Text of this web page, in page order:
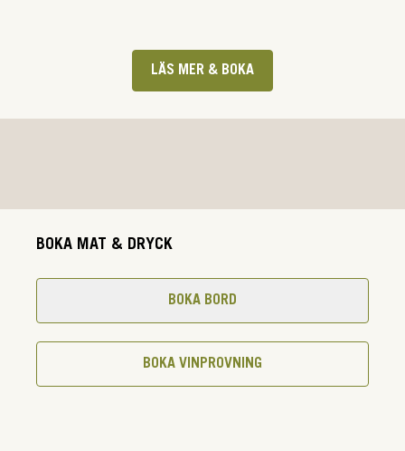
LÄS MER & BOKA
BOKA MAT & DRYCK
BOKA BORD
BOKA VINPROVNING